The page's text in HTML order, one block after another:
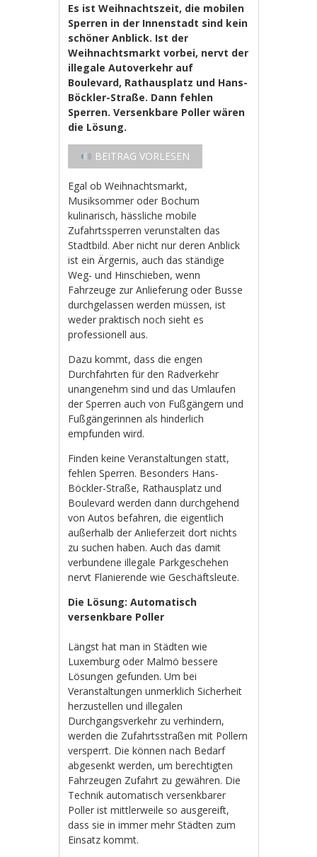
Es ist Weihnachtszeit, die mobilen
Sperren in der Innenstadt sind kein
schöner Anblick. Ist der
Weihnachtsmarkt vorbei, nervt der
illegale Autoverkehr auf
Boulevard, Rathausplatz und Hans-
Böckler-Straße. Dann fehlen
Sperren. Versenkbare Poller wären
die Lösung.
BEITRAG VORLESEN
Egal ob Weihnachtsmarkt,
Musiksommer oder Bochum
kulinarisch, hässliche mobile
Zufahrtssperren verunstalten das
Stadtbild. Aber nicht nur deren Anblick
ist ein Ärgernis, auch das ständige
Weg- und Hinschieben, wenn
Fahrzeuge zur Anlieferung oder Busse
durchgelassen werden müssen, ist
weder praktisch noch sieht es
professionell aus.
Dazu kommt, dass die engen
Durchfahrten für den Radverkehr
unangenehm sind und das Umlaufen
der Sperren auch von Fußgängern und
Fußgängerinnen als hinderlich
empfunden wird.
Finden keine Veranstaltungen statt,
fehlen Sperren. Besonders Hans-
Böckler-Straße, Rathausplatz und
Boulevard werden dann durchgehend
von Autos befahren, die eigentlich
außerhalb der Anlieferzeit dort nichts
zu suchen haben. Auch das damit
verbundene illegale Parkgeschehen
nervt Flanierende wie Geschäftsleute.
Die Lösung: Automatisch
versenkbare Poller
Längst hat man in Städten wie
Luxemburg oder Malmö bessere
Lösungen gefunden. Um bei
Veranstaltungen unmerklich Sicherheit
herzustellen und illegalen
Durchgangsverkehr zu verhindern,
werden die Zufahrtsstraßen mit Pollern
versperrt. Die können nach Bedarf
abgesenkt werden, um berechtigten
Fahrzeugen Zufahrt zu gewähren. Die
Technik automatisch versenkbarer
Poller ist mittlerweile so ausgereift,
dass sie in immer mehr Städten zum
Einsatz kommt.